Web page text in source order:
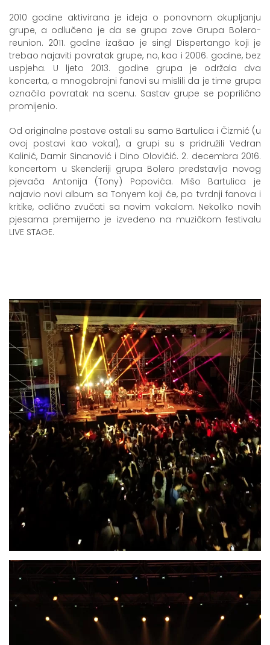
2010 godine aktivirana je ideja o ponovnom okupljanju
grupe, a odlučeno je da se grupa zove Grupa Bolero-
reunion. 2011. godine izašao je singl Dispertango koji je
trebao najaviti povratak grupe, no, kao i 2006. godine, bez
uspjeha. U ljeto 2013. godine grupa je održala dva
koncerta, a mnogobrojni fanovi su mislili da je time grupa
označila povratak na scenu. Sastav grupe se poprilično
promijenio.
Od originalne postave ostali su samo Bartulica i Čizmić (u
ovoj postavi kao vokal), a grupi su s pridružili Vedran
Kalinić, Damir Sinanović i Dino Olovičić. 2. decembra 2016.
koncertom u Skenderiji grupa Bolero predstavlja novog
pjevača Antonija (Tony) Popovića. Mišo Bartulica je
najavio novi album sa Tonyem koji će, po tvrdnji fanova i
kritike, odlično zvučati sa novim vokalom. Nekoliko novih
pjesama premijerno je izvedeno na muzičkom festivalu
LIVE STAGE.